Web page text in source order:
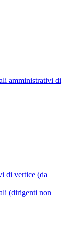
amministrativi di
di vertice (da
(dirigenti non